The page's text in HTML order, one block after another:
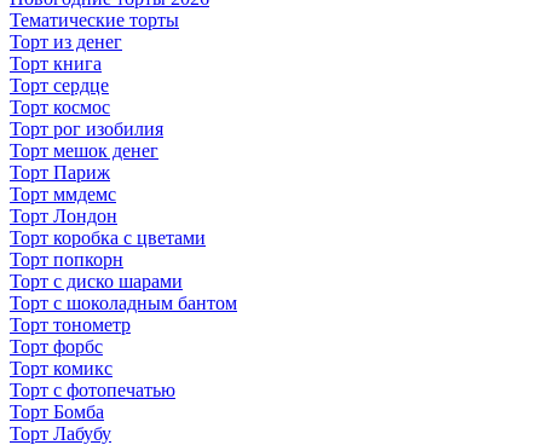
Тематические торты
Торт из денег
Торт книга
Торт сердце
Торт космос
Торт рог изобилия
Торт мешок денег
Торт Париж
Торт ммдемс
Торт Лондон
Торт коробка с цветами
Торт попкорн
Торт с диско шарами
Торт с шоколадным бантом
Торт тонометр
Торт форбс
Торт комикс
Торт с фотопечатью
Торт Бомба
Торт Лабубу